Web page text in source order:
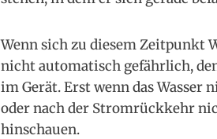
Wenn sich zu diesem Zeitpunkt
nicht automatisch gefährlich,
im Gerät. Erst wenn das
oder nach der Stromrückkehr
hinschauen.